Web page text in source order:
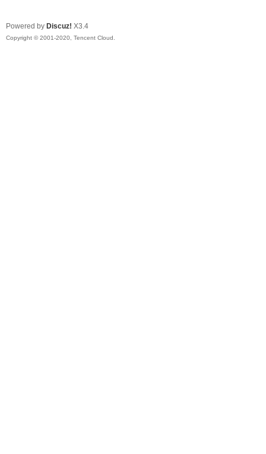
Powered by Discuz! X3.4
Copyright © 2001-2020, Tencent Cloud.